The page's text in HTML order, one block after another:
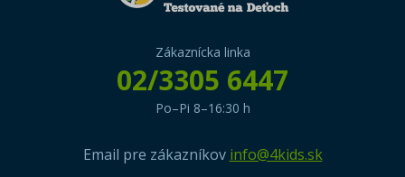
Zákaznícka linka
02/3305 6447
Po–Pi 8–16:30 h
Email pre zákazníkov info@4kids.sk